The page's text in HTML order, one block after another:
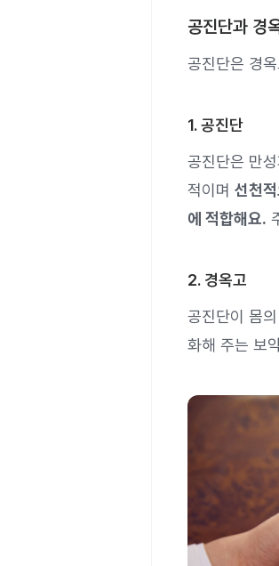
공진단과 경
공진단은 경
1. 공진단
공진단은 만
적이며 선천
에 적합해요.
2. 경옥고
공진단이 몸
화해 주는 보